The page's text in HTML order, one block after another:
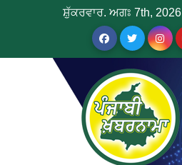
ਸ਼ੁੱਕਰਵਾਰ. ਅਗਃ 7th, 2026